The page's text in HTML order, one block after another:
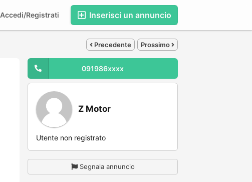
Inserisci un annuncio
Accedi/Registrati
Precedente Prossimo
091986xxxx
Z Motor
Utente non registrato
Segnala annuncio